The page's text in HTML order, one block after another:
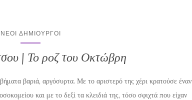
ΝΈΟΙ ΔΗΜΙΟΥΡΓΟΊ
| Το ροζ του Οκτώβρη
βαριά, αργόσυρτα. Με το αριστερό της χέρι κρατούσε έναν
και με το δεξί τα κλειδιά της, τόσο σφιχτά που είχαν